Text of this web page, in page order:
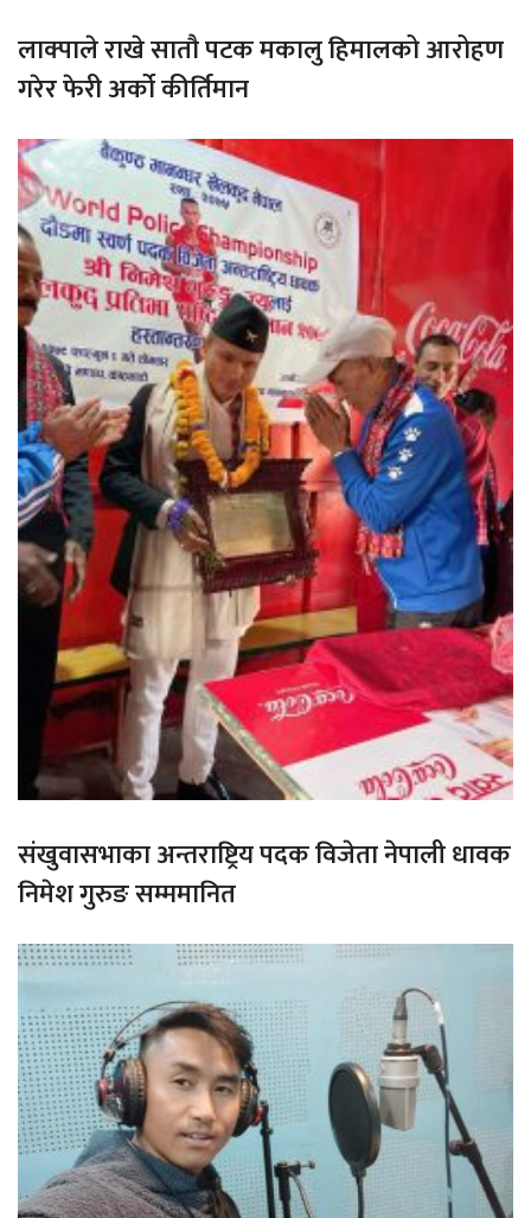
लाक्पाले राखे सातौ पटक मकालु हिमालको आरोहण
गरेर फेरी अर्को कीर्तिमान
संखुवासभाका अन्तराष्ट्रिय पदक विजेता नेपाली धावक
निमेश गुरुङ सम्ममानित